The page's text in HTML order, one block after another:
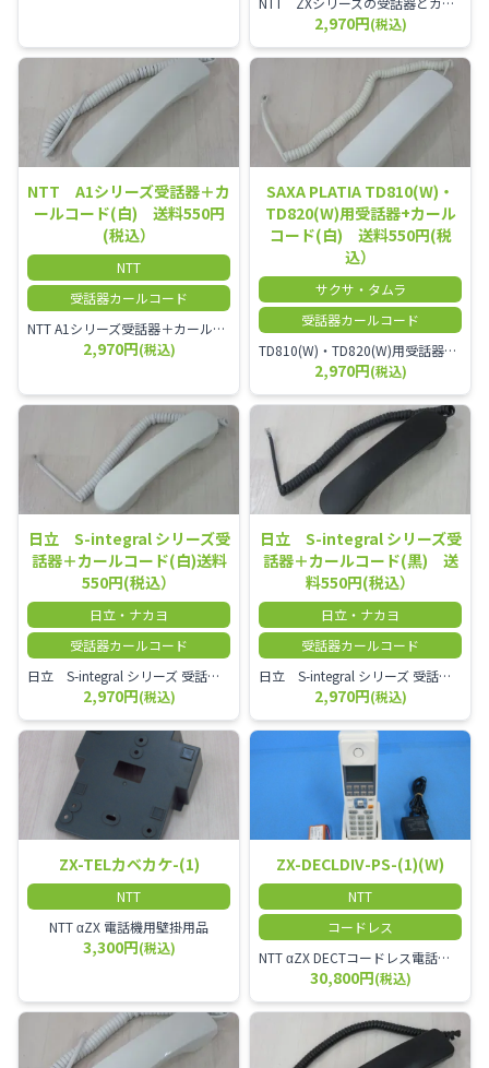
2,970円(税込)
NTT A1シリーズ受話器＋カ
ールコード(白) 送料550円
(税込）
NTT
受話器カールコード
NTT A1シリーズ受話器＋カールコード セット／本商品は中古品となります。 写真では分かりにくいキズ・汚れなどの使用感があります。 経年変化で日焼けの色味が強くなる場合がございます。 予めご理解・ご了承頂きますようお願いいたします。
2,970円(税込)
SAXA PLATIA TD810(W)・
TD820(W)用受話器+カール
コード(白) 送料550円(税
込）
サクサ・タムラ
受話器カールコード
TD810(W)・TD820(W)用受話器＋カールコード セット／本商品は中古品となります。 写真では分かりにくいキズ・汚れなどの使用感があります。 予めご理解・ご了承頂きますようお願いいたします。
2,970円(税込)
日立 S-integral シリーズ受
話器＋カールコード(白)送料
550円(税込）
日立・ナカヨ
受話器カールコード
日立 S-integral シリーズ 受話器＋カールコード セット（白）／本商品は中古品となります。 写真では分かりにくいキズ・汚れなどの使用感があります。 経年変化で日焼けの色味が強くなる場合がございます。 予めご理解・ご了承頂きますようお願いいたします。
2,970円(税込)
日立 S-integral シリーズ受
話器＋カールコード(黒) 送
料550円(税込）
日立・ナカヨ
受話器カールコード
日立 S-integral シリーズ 受話器＋カールコード セット（黒）／本商品は中古品となります。 写真では分かりにくいキズ・汚れなどの使用感があります。 経年変化で日焼けの色味が強くなる場合がございます。 予めご理解・ご了承頂きますようお願いいたします。
2,970円(税込)
ZX-TELカベカケ-(1)
NTT
NTT αZX 電話機用壁掛用品
3,300円(税込)
ZX-DECLDIV-PS-(1)(W)
NTT
コードレス
NTT αZX DECTコードレス電話機(ダイバーシティ方式)
30,800円(税込)